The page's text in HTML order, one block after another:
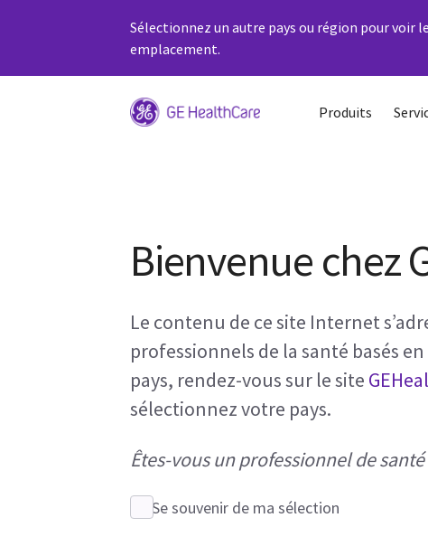
Sélectionnez un autre pays ou région pour voir
emplacement.
Produits
Bienvenue chez
Le contenu de ce site Internet
professionnels de la santé basés
pays, rendez-vous sur le site
sélectionnez votre pays.
Êtes-vous un professionnel de santé
Se souvenir de ma sélection